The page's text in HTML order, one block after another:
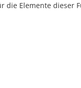
die Elemente dieser